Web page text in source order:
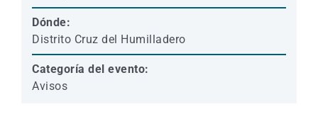
Dónde:
Distrito Cruz del Humilladero
Categoría del evento:
Avisos